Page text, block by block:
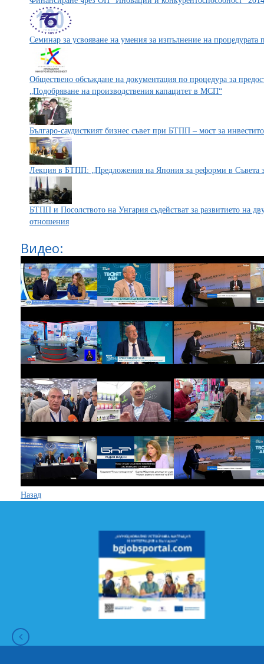
Семинар за усвояване на умения за изпълнение на
Обществено обсъждане на документация по процедура за
„Подобряване на производствения капацитет в МСП“
Българо-саудисткият бизнес съвет при БТПП – мост за
Лекция в БТПП: „Предложения на Япония за реформи в Съвета
БТПП и Посолството на Унгария съдействат за развитието на
отношения
Видео:
Назад